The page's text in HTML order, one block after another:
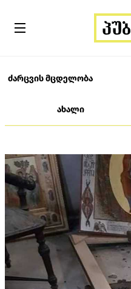
ძარცვის მცდელობა
ახალი